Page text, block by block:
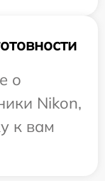
о
Nikon,
к вам